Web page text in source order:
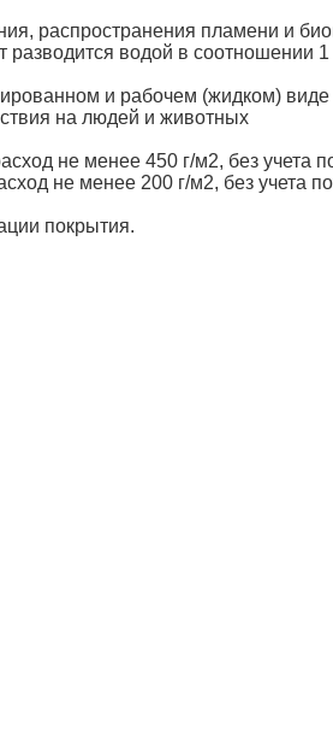
распространения пламени и
водой в соотношении 1
и рабочем (жидком) виде
на людей и животных
не менее 450 г/м2, без учета
не менее 200 г/м2, без учета
покрытия.